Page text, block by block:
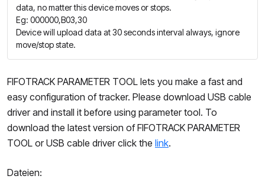
data, no matter this device moves or stops.
Eg: 000000,B03,30
Device will upload data at 30 seconds interval always, ignore
move/stop state.
FIFOTRACK PARAMETER TOOL lets you make a fast and
easy configuration of tracker. Please download USB cable
driver and install it before using parameter tool. To
download the latest version of FIFOTRACK PARAMETER
TOOL or USB cable driver click the link.
Dateien: